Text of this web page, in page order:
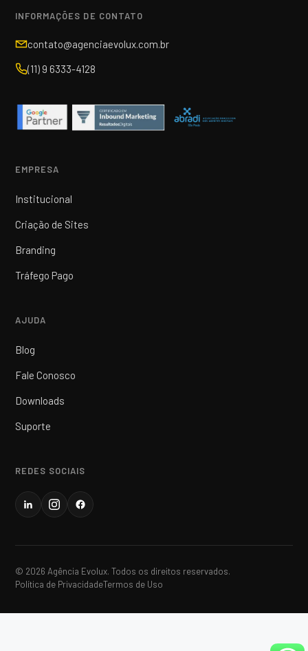
INFORMAÇÕES DE CONTATO
contato@agenciaevolux.com.br
(11) 9 6333-4128
EMPRESA
Institucional
Criação de Sites
Branding
Tráfego Pago
AJUDA
Blog
Fale Conosco
Downloads
Suporte
REDES SOCIAIS
© 2026 Agência Evolux. Todos os direitos reservados.
Política de PrivacidadeTermos de Uso